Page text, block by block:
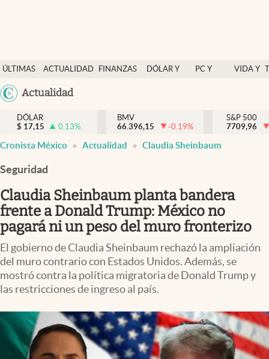
ÚLTIMAS
NOTICIAS
ACTUALIDAD
FINANZAS
DÓLAR Y
PC Y
VIDA Y
México
Actualidad
Actualidad
Finanzas y economía
Dólar y mercados
Pc y celular
Vida y estilo
Tv
Clima
Mediakit
abre en nueva pestaña
México
DÓLAR
$ 17,15 0.13%
BMV
66.396,15
-0.19%
S&P 500
7709,96
Cronista México Actualidad Claudia Sheinbaum
Seguridad
Claudia Sheinbaum planta bandera
frente a Donald Trump: México no
pagará ni un peso del muro fronterizo
El gobierno de Claudia Sheinbaum rechazó la ampliación
del muro contrario con Estados Unidos. Además, se
mostró contra la política migratoria de Donald Trump y
las restricciones de ingreso al país.